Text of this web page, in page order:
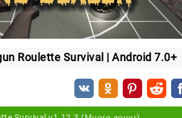
боевой следующий патрон или
— называет тип одного из патронов в
дуло и удваивает урон от
следующий патрон из дробовика.
Roulette Survival | Android 7.0+